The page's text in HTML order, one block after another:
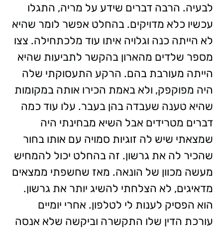
לבעיה. הרבה דברים שידע על מריה, התגלו
עכשיו כלא מדויקים. בהחלט אפשר לומר שהיא
לא הייתה כנה וגלויה איתו עוד מלכתחילה. צצו
מספר שלדים מהארון בהקשר לתביעות שהיא
הייתה מעורבת בהם. הרקע התעסוקתי שלה
היה מפוקפק, ולא באמת הכירו אותה במקומות
שהיא טענה שעבדה בהן בעבר. עלו עוד כמה
דברים מטרידים אבל השיא מבחינתי היה
שמצאתי שיש לה זוגיות סמויה עם אותו בחור
שהכיר לה את גרשון. זה בהחלט יכול להמחיש
מעשה מכוון של הונאה. מאז שחשפתי ממצאים
מדאיגים, לא הצלחתי להשיג יותר את גרשון.
הוא הפסיק לענות לי לטלפון. אחרי יומיים
עורכת הדין שלו התקשרה וביקשה שלא אנסה